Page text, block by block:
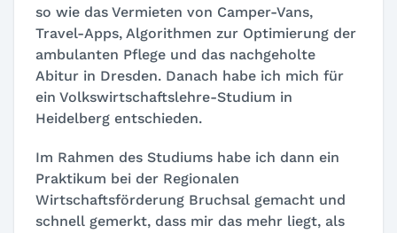
so wie das Vermieten von Camper-Vans,
Travel-Apps, Algorithmen zur Optimierung der
ambulanten Pflege und das nachgeholte
Abitur in Dresden. Danach habe ich mich für
ein Volkswirtschaftslehre-Studium in
Heidelberg entschieden.
Im Rahmen des Studiums habe ich dann ein
Praktikum bei der Regionalen
Wirtschaftsförderung Bruchsal gemacht und
schnell gemerkt, dass mir das mehr liegt, als